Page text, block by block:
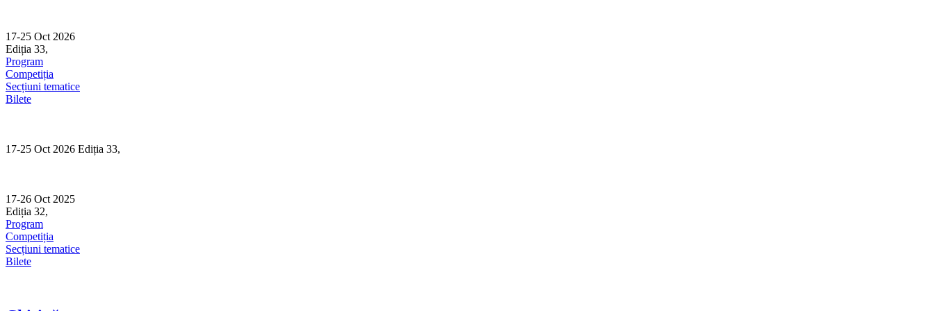
content
17-25 Oct 2026
Ediția 33,
Program
Competiția
Secțiuni tematice
Bilete
17-25 Oct 2026 Ediția 33,
17-26 Oct 2025
Ediția 32,
Program
Competiția
Secțiuni tematice
Bilete